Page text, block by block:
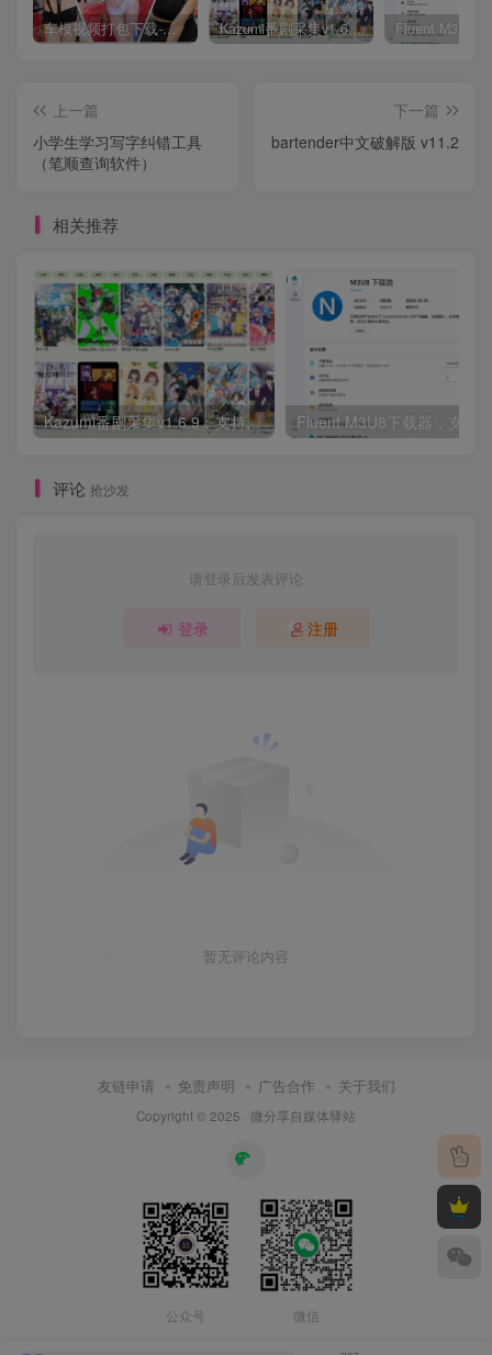
车模视频打包下载-高清无水印版 Kazumi番剧采集v1.6.9：支持自定义规则+在线观看+弹幕，跨平台下载
上一篇
小学生学习写字纠错工具
（笔顺查询软件）
下一篇
bartender中文破解版 v11.2
相关推荐
Kazumi番剧采集v1.6.9：支持自定义规则+在线观看+弹幕，跨平台下载 Fluent M3U8下载器，支持
评论 抢沙发
请登录后发表评论
登录 注册
暂无评论内容
友链申请 免责声明 广告合作 关于我们
Copyright © 2025 · 微分享自媒体驿站
公众号 微信